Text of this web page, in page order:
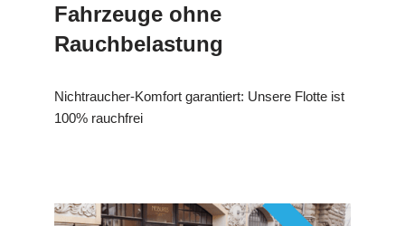
Fahrzeuge ohne
Rauchbelastung
Nichtraucher-Komfort garantiert: Unsere Flotte ist
100% rauchfrei